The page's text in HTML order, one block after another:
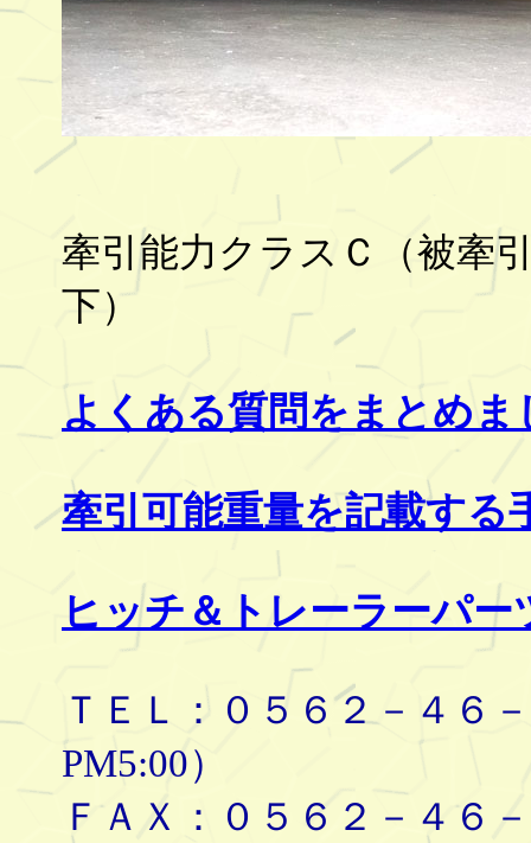
牽引能力クラスＣ（被牽
下）
よくある質問をまとめ
牽引可能重量を記載する
ヒッチ＆トレーラーパー
ＴＥＬ：０５６２－４６
PM5:00）
ＦＡＸ：０５６２－４６